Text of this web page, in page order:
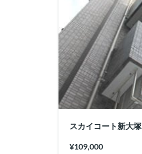
スカイコート新大塚
¥109,000